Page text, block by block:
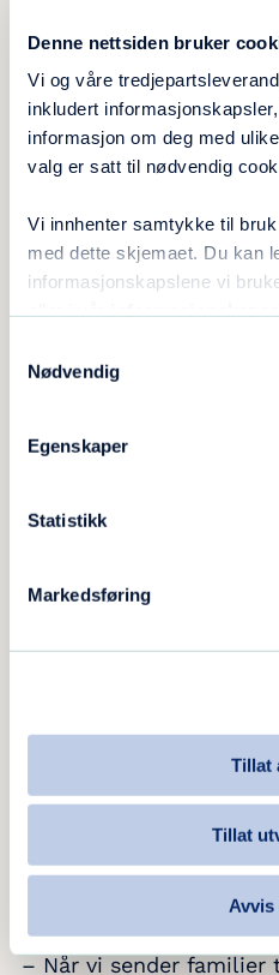
Denne nettsiden bruker
Vi og våre
inkludert
informasjon om deg med
valg er satt til nødvendig
Vi innhenter samtykke til
med dette skjemaet. Du kan
informasjonskapslene vi
Nødvendig
Egenskaper
Statistikk
Markedsføring
Tillat
Tillat
Avvis
Anne-Randi Hanssen,
Kristiansand, ble hedret med
mangeårige innsats
– Det er mange som
underveis. Det er
Stasjon kan ikke endre
samarbeid er preget
andres kunnskap, det
hverandre. Med tillit
stå opp for egne
mennesker kan lykkes.
blir sterke, og at vi kan
menneske, familien og
Blir ivaretatt på
– Vi er svært
samarbeidet som
vare på og utvikle,
– Når vi sender familier